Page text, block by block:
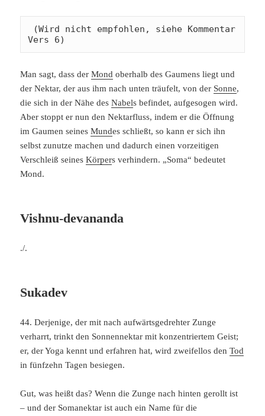
(Wird nicht empfohlen, siehe Kommentar
Vers 6)
Man sagt, dass derMond oberhalb des Gaumens liegt und
der Nektar, der aus ihm nach unten träufelt, von der Sonne,
die sich in der Nähe desNabels befindet, aufgesogen wird.
Aber stoppt er nun den Nektarfluss, indem er die Öffnung
im Gaumen seinesMundes schließt, so kann er sich ihn
selbst zunutze machen und dadurch einen vorzeitigen
Verschleiß seinesKörpers verhindern. „Soma“ bedeutet
Mond.
Vishnu-devananda
./.
Sukadev
44. Derjenige, der mit nach aufwärtsgedrehter Zunge
verharrt, trinkt den Sonnennektar mit konzentriertem Geist;
er, der Yoga kennt und erfahren hat, wird zweifellos denTod
in fünfzehn Tagen besiegen.
Gut, was heißt das? Wenn die Zunge nach hinten gerollt ist
– und der Somanektar ist auch ein Name für die